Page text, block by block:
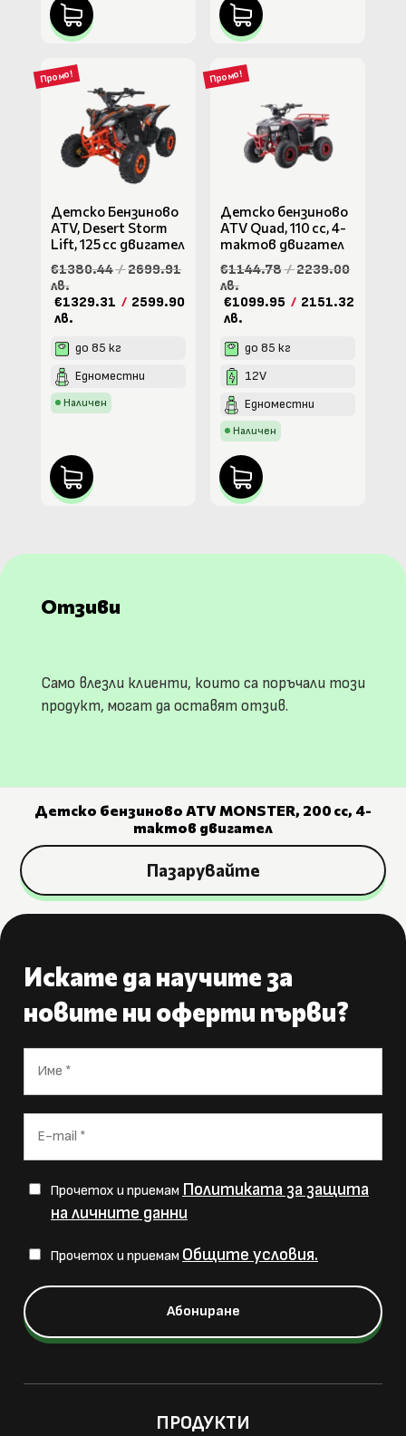
Промо!
Детско Бензиново
ATV, Desert Storm
Lift, 125 cc двигател
€1380.44/2699.91
лв.
€1329.31 / 2599.90
лв.
до 85 кг
Едноместни
Наличен
Промо!
Детско бензиново
ATV Quad, 110 cc, 4-
тактов двигател
€1144.78/2239.00
лв.
€1099.95 / 2151.32
лв.
до 85 кг
12V
Едноместни
Наличен
Отзиви
Само влезли клиенти, които са поръчали този
продукт, могат да оставят отзив.
Детско бензиново ATV MONSTER, 200 cc, 4-
тактов двигател
Пазарувайте
Искате да научите за
новите ни оферти първи?
Прочетох и приемам Политиката за защита
на личните данни
Прочетох и приемам Общите условия.
ПРОДУКТИ